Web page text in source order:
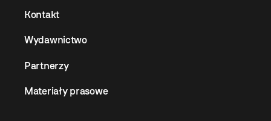
Kontakt
Wydawnictwo
Partnerzy
Materiały prasowe